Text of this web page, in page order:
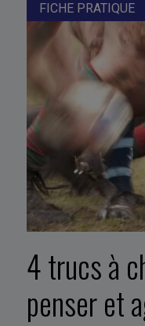
FICHE PRATIQUE
4 trucs à
penser et